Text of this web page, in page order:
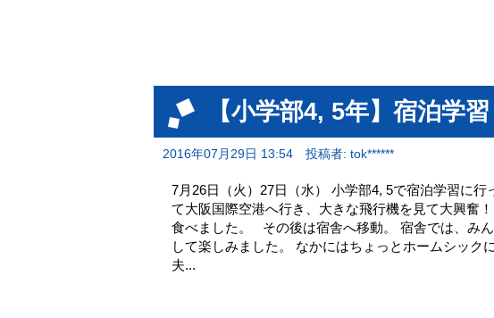
【小学部4, 5年】宿泊学習
2016年07月29日 13:54 投稿者: tok******
7月26日（火）27日（水） 小学部4, 5で宿泊学習に
て大阪国際空港へ行き、大きな飛行機を見て大興奮
食べました。 その後は宿舎へ移動。 宿舎では、み
して楽しみました。 なかにはちょっとホームシック
夫...